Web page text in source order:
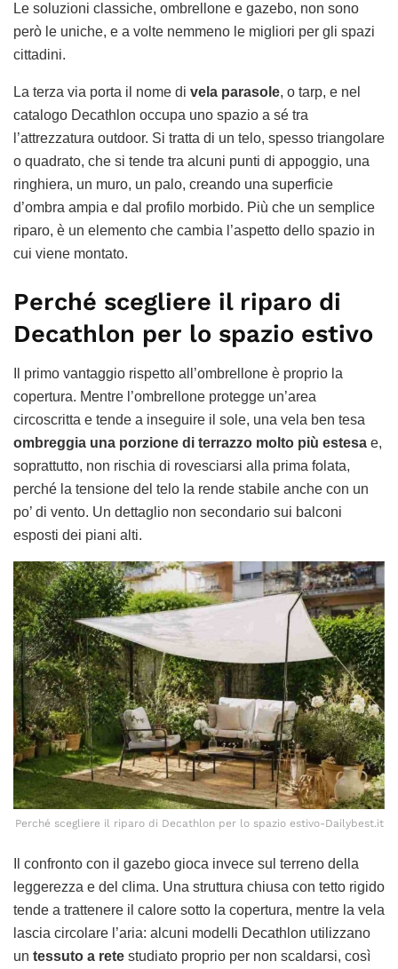
Le soluzioni classiche, ombrellone e gazebo, non sono
però le uniche, e a volte nemmeno le migliori per gli spazi
cittadini.
La terza via porta il nome di vela parasole, o tarp, e nel
catalogo Decathlon occupa uno spazio a sé tra
l’attrezzatura outdoor. Si tratta di un telo, spesso triangolare
o quadrato, che si tende tra alcuni punti di appoggio, una
ringhiera, un muro, un palo, creando una superficie
d’ombra ampia e dal profilo morbido. Più che un semplice
riparo, è un elemento che cambia l’aspetto dello spazio in
cui viene montato.
Perché scegliere il riparo di
Decathlon per lo spazio estivo
Il primo vantaggio rispetto all’ombrellone è proprio la
copertura. Mentre l’ombrellone protegge un’area
circoscritta e tende a inseguire il sole, una vela ben tesa
ombreggia una porzione di terrazzo molto più estesa e,
soprattutto, non rischia di rovesciarsi alla prima folata,
perché la tensione del telo la rende stabile anche con un
po’ di vento. Un dettaglio non secondario sui balconi
esposti dei piani alti.
Perché scegliere il riparo di Decathlon per lo spazio estivo-Dailybest.it
Il confronto con il gazebo gioca invece sul terreno della
leggerezza e del clima. Una struttura chiusa con tetto rigido
tende a trattenere il calore sotto la copertura, mentre la vela
lascia circolare l’aria: alcuni modelli Decathlon utilizzano
un tessuto a rete studiato proprio per non scaldarsi, così